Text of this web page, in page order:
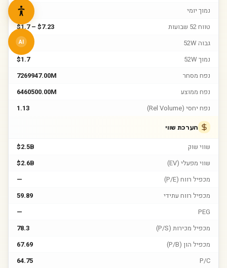
נמוך יומי
$6.67
טווח 52 שבועות
$1.7 – $7.23
גבוה 52W
$7.23
נמוך 52W
$1.7
נפח מסחר
7269947.00M
נפח ממוצע
6460500.00M
נפח יחסי (Rel Volume)
1.13
הערכת שווי
שווי שוק
$2.5B
שווי מפעלי (EV)
$2.6B
מכפיל רווח (P/E)
—
מכפיל רווח עתידי
59.89
PEG
—
מכפיל מכירות (P/S)
78.3
מכפיל הון (P/B)
67.69
P/C
64.75
AI